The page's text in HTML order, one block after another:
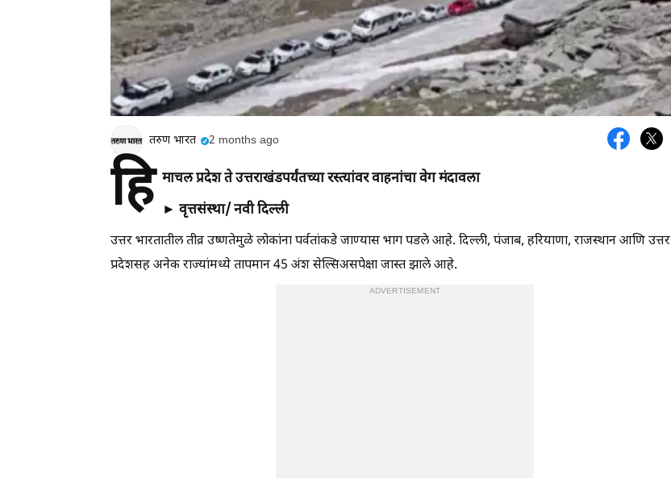
तरुण भारत 2 months ago
हि माचल प्रदेश ते उत्तराखंडपर्यंतच्या रस्त्यांवर वाहनांचा वेग मंदावला
► वृत्तसंस्था/ नवी दिल्ली
उत्तर भारतातील तीव्र उष्णतेमुळे लोकांना पर्वतांकडे जाण्यास भाग पडले आहे. दिल्ली, पंजाब, हरियाणा, राजस्थान आणि उत्तर
प्रदेशसह अनेक राज्यांमध्ये तापमान 45 अंश सेल्सिअसपेक्षा जास्त झाले आहे.
ADVERTISEMENT